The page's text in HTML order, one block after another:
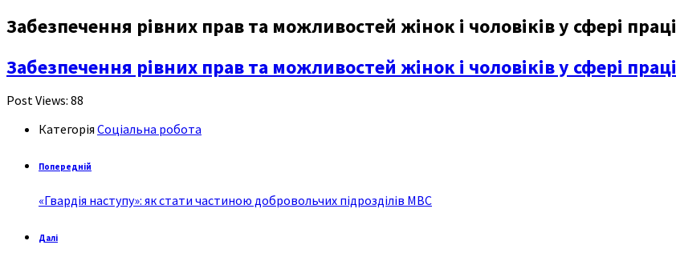
Забезпечення рівних прав та можливостей жінок і чоловіків у сфері праці
Забезпечення рівних прав та можливостей жінок і чоловіків у сфері праці
Post Views: 88
Категорія Соціальна робота
Попередній
«Гвардія наступу»: як стати частиною добровольчих підрозділів МВС
Далі